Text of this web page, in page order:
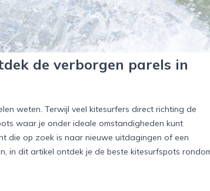
de verborgen parels in
weten. Terwijl veel kitesurfers direct richting de
waar je onder ideale omstandigheden kunt
die op zoek is naar nieuwe uitdagingen of een
in dit artikel ontdek je de beste kitesurfspots